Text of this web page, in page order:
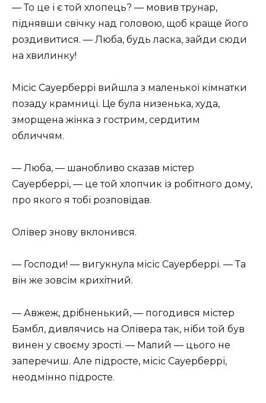
— То це і є той хлопець? — мовив трунар,
піднявши свічку над головою, щоб краще його
роздивитися. — Люба, будь ласка, зайди сюди
на хвилинку!
Місіс Сауерберрі вийшла з маленької кімнатки
позаду крамниці. Це була низенька, худа,
зморщена жінка з гострим, сердитим
обличчям.
— Люба, — шанобливо сказав містер
Сауерберрі, — це той хлопчик із робітного дому,
про якого я тобі розповідав.
Олівер знову вклонився.
— Господи! — вигукнула місіс Сауерберрі. — Та
він же зовсім крихітний.
— Авжеж, дрібненький, — погодився містер
Бамбл, дивлячись на Олівера так, ніби той був
винен у своєму зрості. — Малий — цього не
заперечиш. Але підросте, місіс Сауерберрі,
неодмінно підросте.